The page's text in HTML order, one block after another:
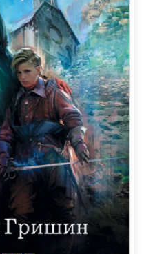
даже в уличных
еще жив, а боль ушла.
ней с вонью, зато можно
каменном полу – очень
старшая дочь опять
еще не разводилась?
света. Странно,
умер, оказывается в
окном,
средневекового
Или сразу ад?
потолок сложены из